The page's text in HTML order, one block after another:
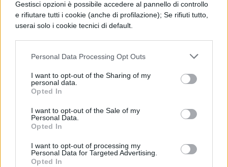
Gestisci opzioni è possibile accedere al pannello di controllo
e rifiutare tutti i cookie (anche di profilazione); Se rifiuti tutto,
userai solo i cookie tecnici di default.
Personal Data Processing Opt Outs
I want to opt-out of the Sharing of my
personal data.
Opted In
I want to opt-out of the Sale of my
Personal Data.
Opted In
I want to opt-out of processing my
Personal Data for Targeted Advertising.
Opted In
ad esprimere al meglio la vostra originalità
e creatività in ogni campo. Fino ad ottobre
una dose extra di determinazione e spirito
di sacrificio (non proprio il vostro forte in
situazioni normali!). Se riuscirete a mettere
in pratica queste qualità nello studio
finalmente potrete far capire il vostro valore
agli insegnati. Non perdete la pazienza se
questo non succede subito, i risultati infatti